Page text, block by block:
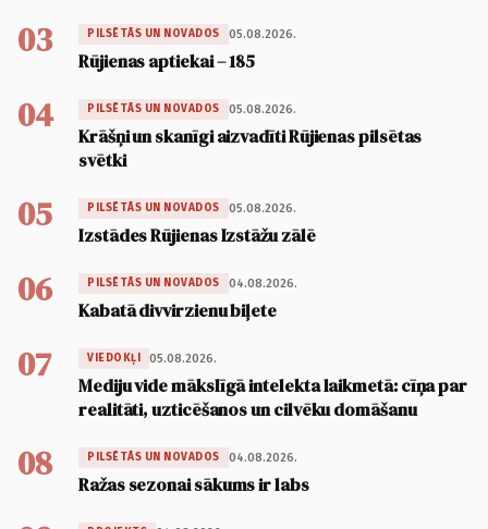
03 PILSĒTĀS UN NOVADOS 05.08.2026.
Rūjienas aptiekai – 185
04 PILSĒTĀS UN NOVADOS 05.08.2026.
Krāšņi un skanīgi aizvadīti Rūjienas pilsētas
svētki
05 PILSĒTĀS UN NOVADOS 05.08.2026.
Izstādes Rūjienas Izstāžu zālē
06 PILSĒTĀS UN NOVADOS 04.08.2026.
Kabatā divvirzienu biļete
07 VIEDOKĻI 05.08.2026.
Mediju vide mākslīgā intelekta laikmetā: cīņa par
realitāti, uzticēšanos un cilvēku domāšanu
08 PILSĒTĀS UN NOVADOS 04.08.2026.
Ražas sezonai sākums ir labs